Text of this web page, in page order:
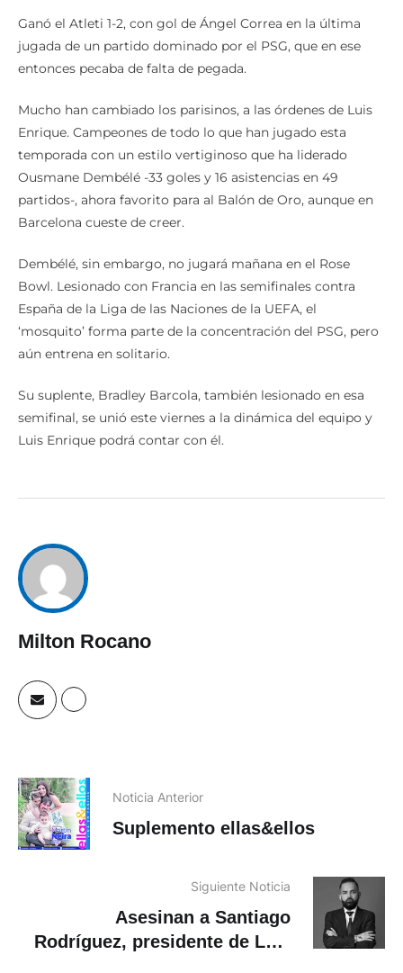
Ganó el Atleti 1-2, con gol de Ángel Correa en la última
jugada de un partido dominado por el PSG, que en ese
entonces pecaba de falta de pegada.
Mucho han cambiado los parisinos, a las órdenes de Luis
Enrique. Campeones de todo lo que han jugado esta
temporada con un estilo vertiginoso que ha liderado
Ousmane Dembélé -33 goles y 16 asistencias en 49
partidos-, ahora favorito para al Balón de Oro, aunque en
Barcelona cueste de creer.
Dembélé, sin embargo, no jugará mañana en el Rose
Bowl. Lesionado con Francia en las semifinales contra
España de la Liga de las Naciones de la UEFA, el
‘mosquito’ forma parte de la concentración del PSG, pero
aún entrena en solitario.
Su suplente, Bradley Barcola, también lesionado en esa
semifinal, se unió este viernes a la dinámica del equipo y
Luis Enrique podrá contar con él.
Milton Rocano
Noticia Anterior
Suplemento ellas&ellos
Siguiente Noticia
Asesinan a Santiago
Rodríguez, presidente de LDU